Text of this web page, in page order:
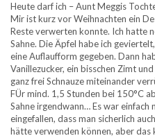
Heute darf ich – Aunt Meggis
Mir ist kurz vor Weihnachten ein
Reste verwerten konnte. Ich hatte
Sahne. Die Äpfel habe ich
eine Auflaufform gegeben. Dann
Vanillezucker, ein bisschen Zimt
ganz frei Schnauze miteinander
FÜr mind. 1,5 Stunden bei 150°C
Sahne irgendwann… Es war
eingefallen, dass man sicherlich
hätte verwenden können, aber das